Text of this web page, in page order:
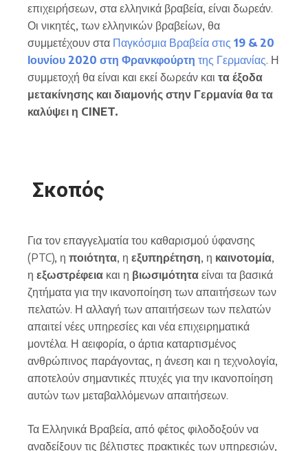
επιχειρήσεων, στα ελληνικά βραβεία, είναι δωρεάν.
Οι νικητές, των ελληνικών βραβείων, θα
συμμετέχουν στα Παγκόσμια Βραβεία στις 19 & 20
Ιουνίου 2020 στη Φρανκφούρτη της Γερμανίας. Η
συμμετοχή θα είναι και εκεί δωρεάν και τα έξοδα
μετακίνησης και διαμονής στην Γερμανία θα τα
καλύψει η CINET.
Σκοπός
Για τον επαγγελματία του καθαρισμού ύφανσης
(PTC), η ποιότητα, η εξυπηρέτηση, η καινοτομία,
η εξωστρέφεια και η βιωσιμότητα είναι τα βασικά
ζητήματα για την ικανοποίηση των απαιτήσεων των
πελατών. Η αλλαγή των απαιτήσεων των πελατών
απαιτεί νέες υπηρεσίες και νέα επιχειρηματικά
μοντέλα. Η αειφορία, ο άρτια καταρτισμένος
ανθρώπινος παράγοντας, η άνεση και η τεχνολογία,
αποτελούν σημαντικές πτυχές για την ικανοποίηση
αυτών των μεταβαλλόμενων απαιτήσεων.
Τα Ελληνικά Βραβεία, από φέτος φιλοδοξούν να
αναδείξουν τις βέλτιστες πρακτικές των υπηρεσιών,